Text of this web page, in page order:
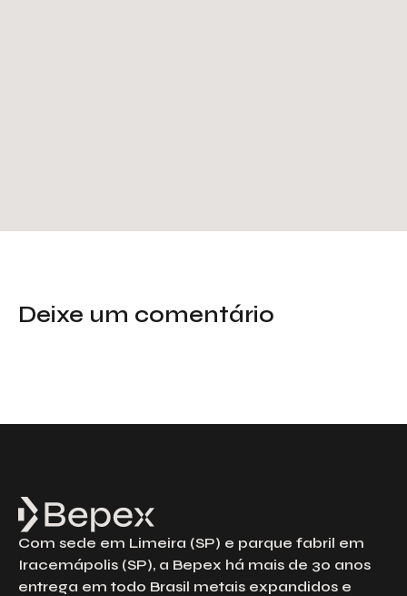
Deixe um comentário
Com sede em Limeira (SP) e parque fabril em
Iracemápolis (SP), a Bepex há mais de 30 anos
entrega em todo Brasil metais expandidos e